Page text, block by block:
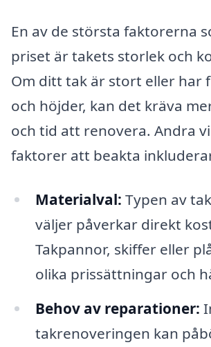
En av de största faktorerna
priset är takets storlek och
Om ditt tak är stort eller har
och höjder, kan det kräva
och tid att renovera. Andra
faktorer att beakta
Materialval: Typen av
väljer påverkar direkt
Takpannor, skiffer eller
olika prissättningar och
Behov av reparationer:
takrenoveringen kan